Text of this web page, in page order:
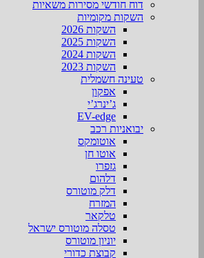
דוח חודשי מסירות משאיות
השקות מקומיות
השקות 2026
השקות 2025
השקות 2024
השקות 2023
טעינה חשמלית
אפקון
ג’ינרג’י
EV-edge
יבואניות רכב
אוטומקס
אוטו חן
גזפרו
דלהום
דלק מוטורס
המזרח
טלקאר
טסלה מוטורס ישראל
יוניון מוטורס
קבוצת כדורי